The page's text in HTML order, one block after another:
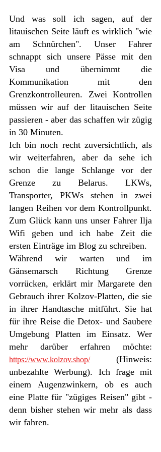
Und was soll ich sagen, auf der
litauischen Seite läuft es wirklich "wie
am Schnürchen". Unser Fahrer
schnappt sich unsere Pässe mit den
Visa und übernimmt die
Kommunikation mit den
Grenzkontrolleuren. Zwei Kontrollen
müssen wir auf der litauischen Seite
passieren - aber das schaffen wir zügig
in 30 Minuten.
Ich bin noch recht zuversichtlich, als
wir weiterfahren, aber da sehe ich
schon die lange Schlange vor der
Grenze zu Belarus. LKWs,
Transporter, PKWs stehen in zwei
langen Reihen vor dem Kontrollpunkt.
Zum Glück kann uns unser Fahrer Ilja
Wifi geben und ich habe Zeit die
ersten Einträge im Blog zu schreiben.
Während wir warten und im
Gänsemarsch Richtung Grenze
vorrücken, erklärt mir Margarete den
Gebrauch ihrer Kolzov-Platten, die sie
in ihrer Handtasche mitführt. Sie hat
für ihre Reise die Detox- und Saubere
Umgebung Platten im Einsatz. Wer
https://www.kolzov.shop/
(Hinweis:
unbezahlte Werbung). Ich frage mit
einem Augenzwinkern, ob es auch
eine Platte für "zügiges Reisen" gibt -
denn bisher stehen wir mehr als dass
wir fahren.